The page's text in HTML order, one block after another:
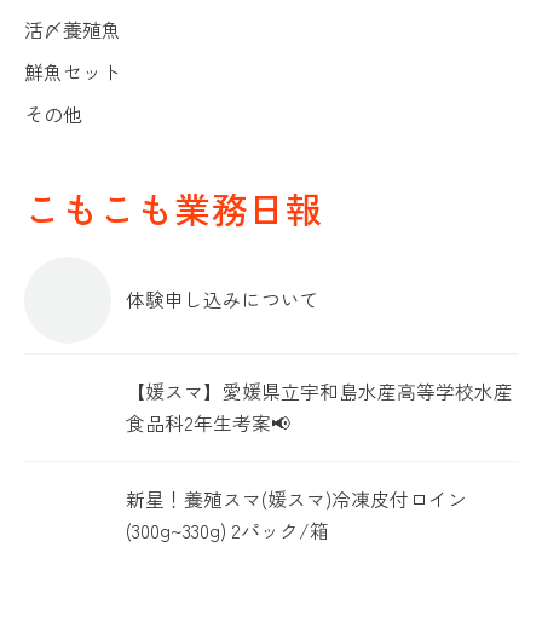
活〆養殖魚
鮮魚セット
その他
こもこも業務日報
体験申し込みについて
【媛スマ】愛媛県立宇和島水産高等学校水産
食品科2年生考案📢
新星！養殖スマ(媛スマ)冷凍皮付ロイン
(300g~330g) 2パック/箱